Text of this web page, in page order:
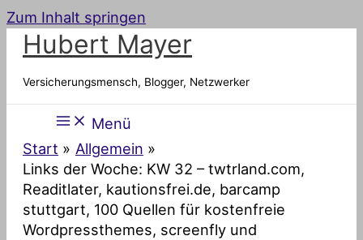
Zum Inhalt springen
Hubert Mayer
Versicherungsmensch, Blogger, Netzwerker
Menü
Start
Allgemein
Links der Woche: KW 32 – twtrland.com,
Readitlater, kautionsfrei.de, barcamp
stuttgart, 100 Quellen für kostenfreie
Wordpressthemes, screenfly und